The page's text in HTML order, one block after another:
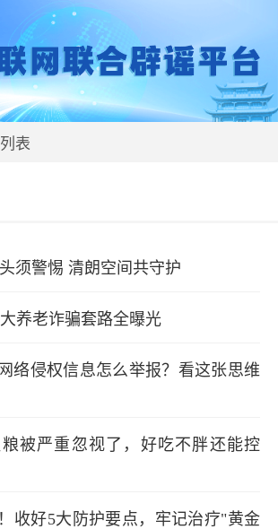
表
须警惕 清朗空间共守护
养老诈骗套路全曝光
络侵权信息怎么举报？看这张思维
被严重忽视了，好吃不胖还能控
收好5大防护要点，牢记治疗"黄金